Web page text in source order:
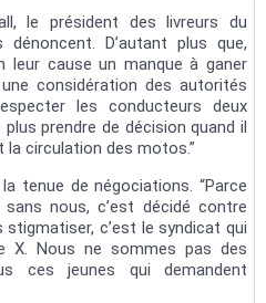
le président des livreurs du
D’autant plus que,
cause un manque à ganer
considération des autorités
les conducteurs deux
prendre de décision quand il
la circulation des motos.”
tenue de négociations. “Parce
nous, c’est décidé contre
stigmatiser, c’est le syndicat qui
X. Nous ne sommes pas des
ces jeunes qui demandent